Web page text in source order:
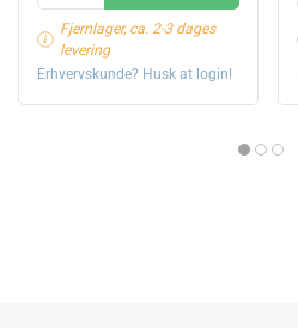
Fjernlager, ca. 2-3 dages
levering
Erhvervskunde? Husk at login!